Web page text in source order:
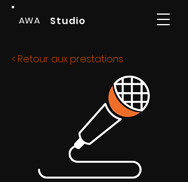
AWA Studio
< Retour aux prestations